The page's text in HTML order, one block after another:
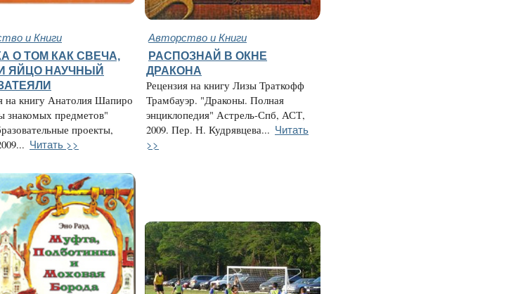
и Книги Авторство и Книги
О ТОМ КАК СВЕЧА,
ЯЙЦО НАУЧНЫЙ
на книгу Анатолия Шапиро
знакомых предметов"
проекты,
Читать >>
РАСПОЗНАЙ В ОКНЕ
ДРАКОНА
Рецензия на книгу Лизы Траткофф
Трамбауэр. "Драконы. Полная
энциклопедия" Астрель-Спб, АСТ,
2009. Пер. Н. Кудрявцева... Читать
>>